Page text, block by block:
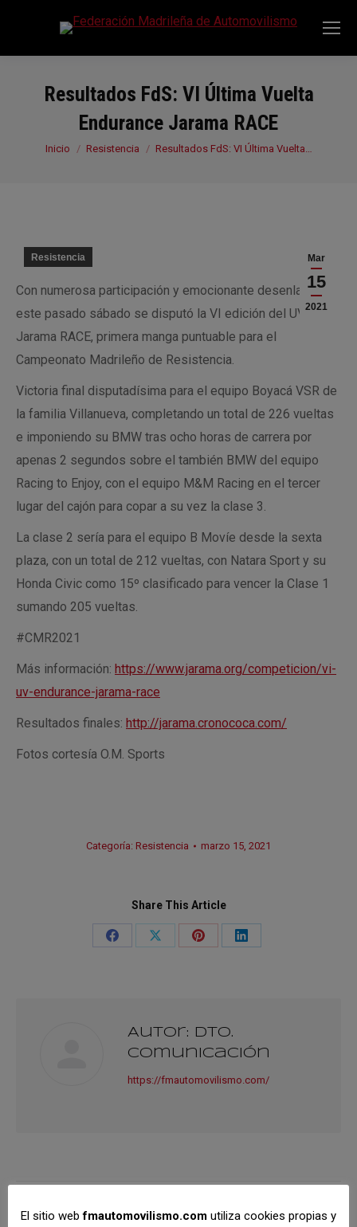
Resultados FdS: VI Última Vuelta
Endurance Jarama RACE
Estás aquí:
Inicio Resistencia Resultados FdS: VI Última Vuelta…
Mar
15
2021
Resistencia
Con numerosa participación y emocionante desenlace,
este pasado sábado se disputó la VI edición del UV
Jarama RACE, primera manga puntuable para el
Campeonato Madrileño de Resistencia.
Victoria final disputadísima para el equipo Boyacá VSR de
la familia Villanueva, completando un total de 226 vueltas
e imponiendo su BMW tras ocho horas de carrera por
apenas 2 segundos sobre el también BMW del equipo
Racing to Enjoy, con el equipo M&M Racing en el tercer
lugar del cajón para copar a su vez la clase 3.
La clase 2 sería para el equipo B Movíe desde la sexta
plaza, con un total de 212 vueltas, con Natara Sport y su
Honda Civic como 15º clasificado para vencer la Clase 1
sumando 205 vueltas.
#CMR2021
Más información: https://www.jarama.org/competicion/vi-
uv-endurance-jarama-race
Resultados finales: http://jarama.cronococa.com/
Fotos cortesía O.M. Sports
Categoría: Resistencia marzo 15, 2021
Share This Article
Share
Share
Share
Share
Autor: Dto.
Comunicación
https://fmautomovilismo.com/
ANTERIOR
El sitio webfmautomovilismo.com utiliza cookies propias y